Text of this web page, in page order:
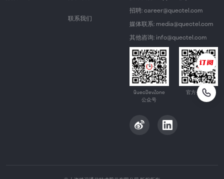
联系我们
招聘: career@quectel.com
媒体联系: media@quectel.com
其他咨询: info@quectel.com
QuecDevZone
公众号
官方公众号